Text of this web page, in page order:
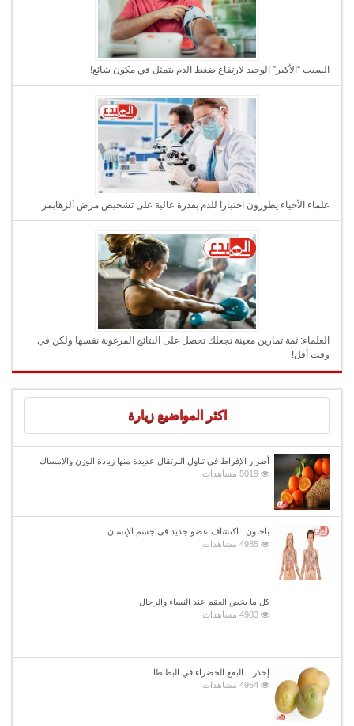
السبب “الأكبر” الوحيد لارتفاع ضغط الدم يتمثل في مكون شائع!
علماء الأحياء يطورون اختبارا للدم بقدرة عالية على تشخيص مرض ألزهايمر
العلماء: ثمة تمارين معينة تجعلك تحصل على النتائج المرغوبة نفسها ولكن في
وقت أقل!
اكثر المواضيع زيارة
أضرار الإفراط في تناول البرتقال عديدة منها زيادة الوزن والإمساك
5019 مشاهدات
باحثون : اكتشاف عضو جديد فى جسم الإنسان
4985 مشاهدات
كل ما يخص العقم عند النساء والرجال
4983 مشاهدات
إحذر .. البقع الخضراء في البطاطا
4964 مشاهدات